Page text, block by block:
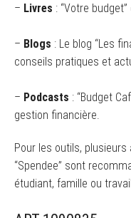
– Livres : “Votre
– Blogs : Le blog “Les
conseils pratiques et
– Podcasts : “Budget
gestion financière.
Pour les outils, plusieurs
“Spendee” sont
étudiant, famille ou